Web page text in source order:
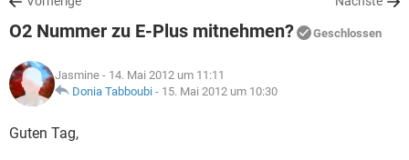
WHATSAPP TIKTOK
FACEBOOK
WHATSAPP TIKTOK
FACEBOOK
SPIELE STREAMING
ANDROID
WINDOWS 10 INSTAGRAM
WHATSAPP
SPIELE STREAMING
ANDROID
WINDOWS 10
LEXIKON
SPIELE
O2 Nummer zu E-Plus mitnehmen? Geschlossen
Jasmine - 14. Mai 2012 um 11:11
Donia Tabboubi - 15. Mai 2012 um 10:30
Guten Tag,